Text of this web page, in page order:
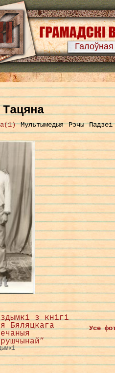
Галоўная
Мультымедыя Рэчы Падзеі
з кнігі
Бяляцкага
Усе